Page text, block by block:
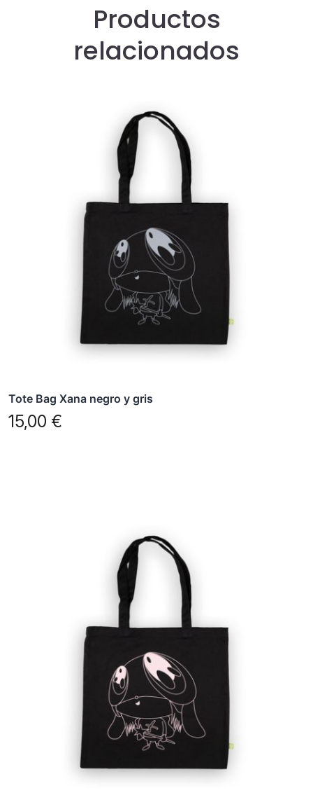
Productos
relacionados
Tote Bag Xana negro y gris
15,00 €